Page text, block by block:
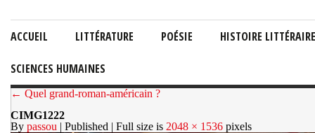
ACCUEIL LITTÉRATURE POÉSIE HISTOIRE LITTÉRAIRE
SCIENCES HUMAINES
← Quel grand-roman-américain ?
CIMG1222
By passou | Published | Full size is 2048 × 1536 pixels